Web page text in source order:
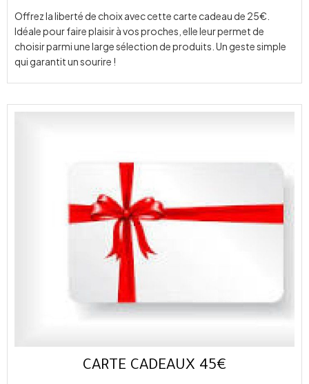
Offrez la liberté de choix avec cette carte cadeau de 25€.
Idéale pour faire plaisir à vos proches, elle leur permet de
choisir parmi une large sélection de produits. Un geste simple
qui garantit un sourire !
CARTE CADEAUX 45€